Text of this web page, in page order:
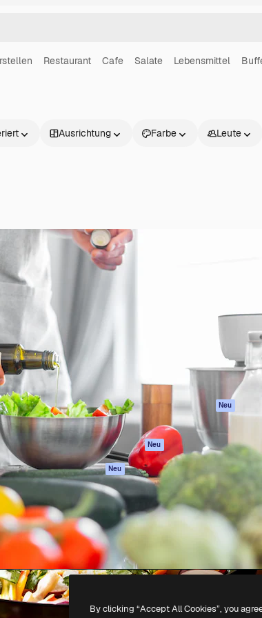
Restaurant Cafe Salate Lebensmittel
Ausrichtung Farbe Leute
beste
als 1 Million
Unternehmen,
KI-Bildgenerator
KI-Videogenerator
KI-
Stimmengenerator
Stock-Inhalte
MCP für
Claude/ChatGPT
Neu
Agenten Neu
API
Mobile App
Alle Magnific-Tools
Academy
Dokumentation
AGB
Originale
Neu
Cookie-Richtlinie
Vertrauenszentrum
Partner
Unternehmen
S.L.U.Alle Rechte vorbehalten
By clicking “Accept All Cookies”, you